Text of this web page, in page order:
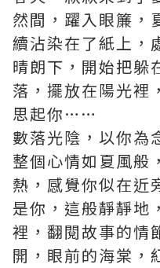
然間，躍入眼簾，
續沾染在了紙上，
晴朗下，開始把躲
落，擺放在陽光裡
思起你……
數落光陰，以你為
整個心情如夏風般
熱，感覺你似在近
是你，這般靜靜地
裡，翻閱故事的情
開，眼前的海棠，